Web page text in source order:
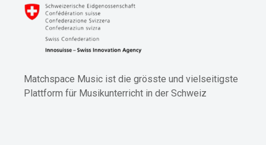
Matchspace Music ist die grösste und vielseitigste
Plattform für Musikunterricht in der Schweiz